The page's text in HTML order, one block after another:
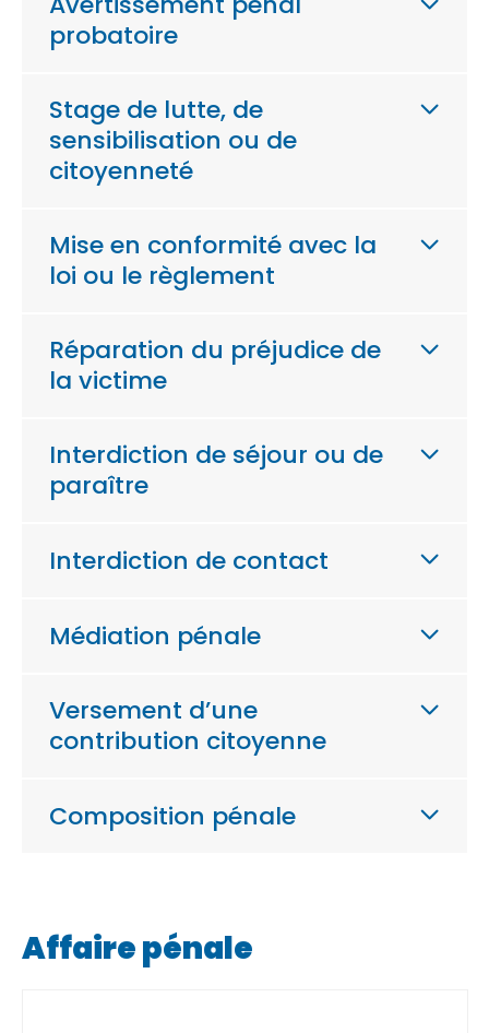
probatoire
Stage de lutte, de
sensibilisation ou de
citoyenneté
Mise en conformité avec la
loi ou le règlement
Réparation du préjudice de
la victime
Interdiction de séjour ou de
paraître
Interdiction de contact
Médiation pénale
Versement d’une
contribution citoyenne
Composition pénale
Affaire pénale